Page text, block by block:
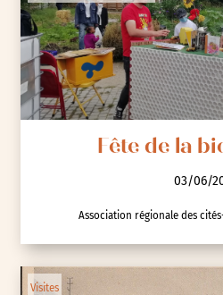
Fête de la
03/06/
Association régionale des
Visites